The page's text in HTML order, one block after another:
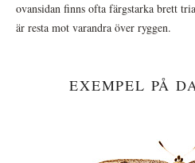
ovansidan finns ofta färgstarka brett
är resta mot varandra över ryggen.
EXEMPEL PÅ